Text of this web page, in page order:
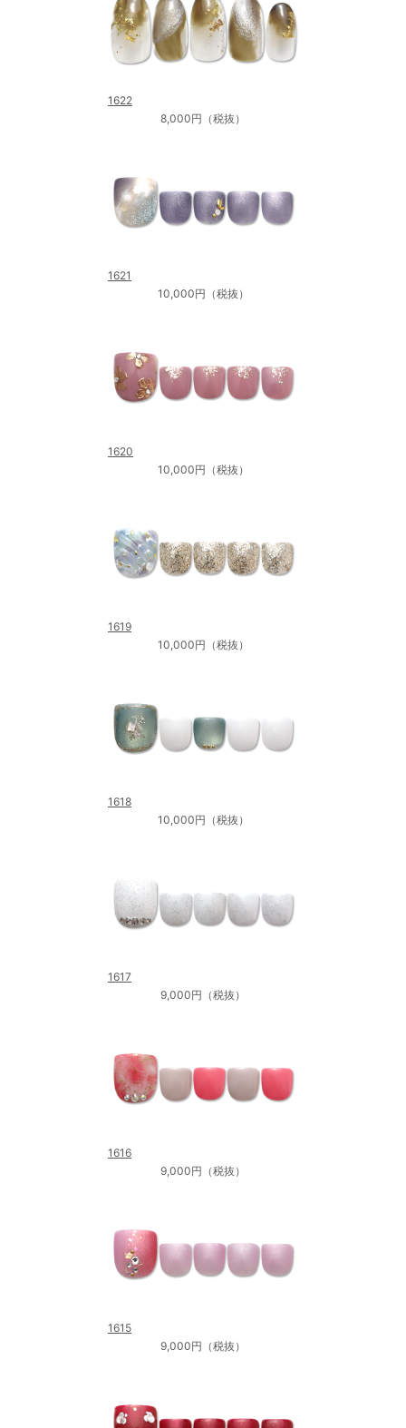
1622
8,000円（税抜）
1621
10,000円（税抜）
1620
10,000円（税抜）
1619
10,000円（税抜）
1618
10,000円（税抜）
1617
9,000円（税抜）
1616
9,000円（税抜）
1615
9,000円（税抜）